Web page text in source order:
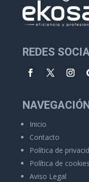
REDES
Inicio
Contacto
Política de
Política de cookies
Aviso Legal